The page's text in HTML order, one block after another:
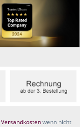
Versandkostenwenn nicht